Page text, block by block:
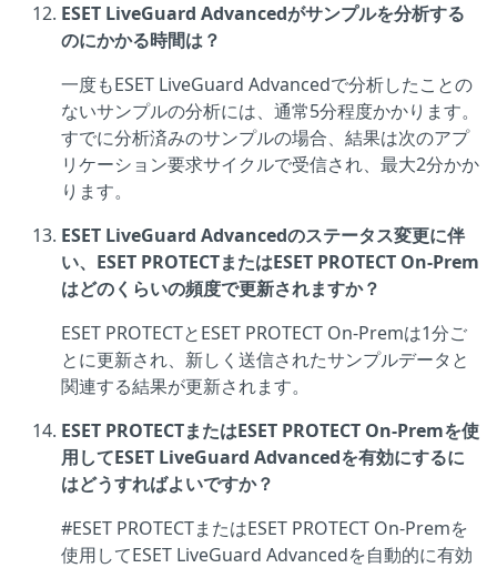
ESET LiveGuard Advancedがサンプルを分析する
のにかかる時間は？
一度もESET LiveGuard Advancedで分析したことの
ないサンプルの分析には、通常5分程度かかります。
すでに分析済みのサンプルの場合、結果は次のアプ
リケーション要求サイクルで受信され、最大2分かか
ります。
ESET LiveGuard Advancedのステータス変更に伴
い、ESET PROTECTまたはESET PROTECT On-Prem
はどのくらいの頻度で更新されますか？
ESET PROTECTとESET PROTECT On-Premは1分ご
とに更新され、新しく送信されたサンプルデータと
関連する結果が更新されます。
ESET PROTECTまたはESET PROTECT On-Premを使
用してESET LiveGuard Advancedを有効にするに
はどうすればよいですか？
#ESET PROTECTまたはESET PROTECT On-Premを
使用してESET LiveGuard Advancedを自動的に有効